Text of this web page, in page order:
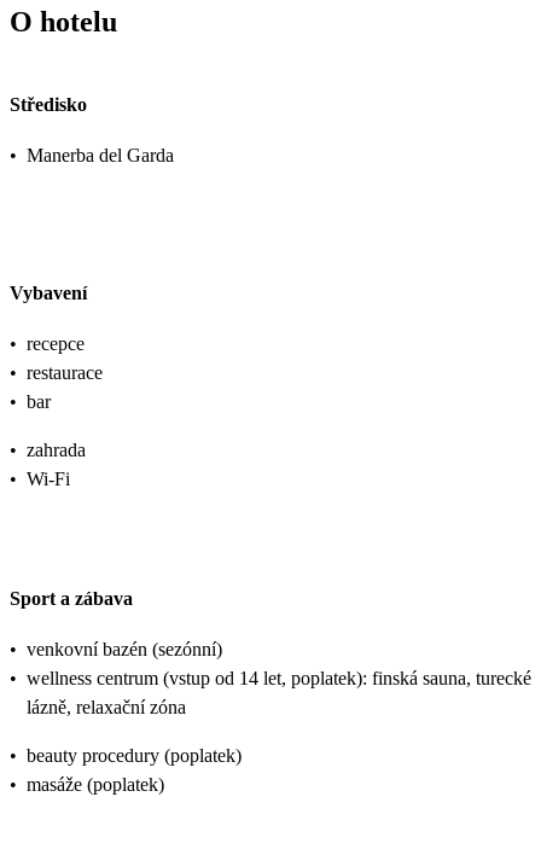
O hotelu
Středisko
• Manerba del Garda
Vybavení
• recepce
• restaurace
• bar
• zahrada
• Wi-Fi
Sport a zábava
• venkovní bazén (sezónní)
• wellness centrum (vstup od 14 let, poplatek): finská sauna, turecké
lázně, relaxační zóna
• beauty procedury (poplatek)
• masáže (poplatek)